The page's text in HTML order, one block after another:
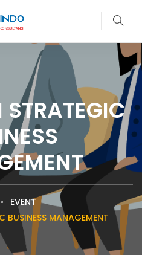
EVENT
BUSINESS MANAGEMENT